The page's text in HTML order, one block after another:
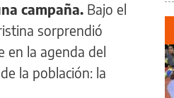
campaña. Bajo el
sorprendió
en la agenda del
la población: la